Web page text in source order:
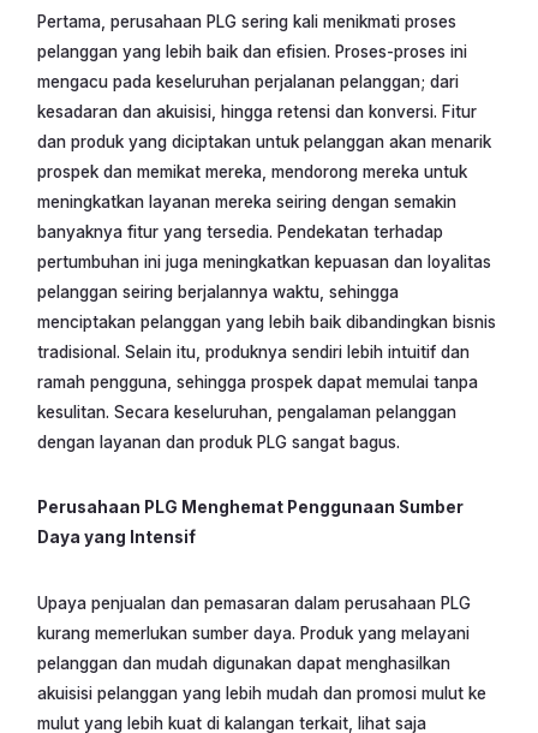
Pertama, perusahaan PLG sering kali menikmati proses
pelanggan yang lebih baik dan efisien. Proses-proses ini
mengacu pada keseluruhan perjalanan pelanggan; dari
kesadaran dan akuisisi, hingga retensi dan konversi. Fitur
dan produk yang diciptakan untuk pelanggan akan menarik
prospek dan memikat mereka, mendorong mereka untuk
meningkatkan layanan mereka seiring dengan semakin
banyaknya fitur yang tersedia. Pendekatan terhadap
pertumbuhan ini juga meningkatkan kepuasan dan loyalitas
pelanggan seiring berjalannya waktu, sehingga
menciptakan pelanggan yang lebih baik dibandingkan bisnis
tradisional. Selain itu, produknya sendiri lebih intuitif dan
ramah pengguna, sehingga prospek dapat memulai tanpa
kesulitan. Secara keseluruhan, pengalaman pelanggan
dengan layanan dan produk PLG sangat bagus.
Perusahaan PLG Menghemat Penggunaan Sumber
Daya yang Intensif
Upaya penjualan dan pemasaran dalam perusahaan PLG
kurang memerlukan sumber daya. Produk yang melayani
pelanggan dan mudah digunakan dapat menghasilkan
akuisisi pelanggan yang lebih mudah dan promosi mulut ke
mulut yang lebih kuat di kalangan terkait, lihat saja